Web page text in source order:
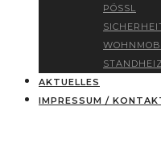
PÖSSL
AKTUELLES
IMPRESSUM /